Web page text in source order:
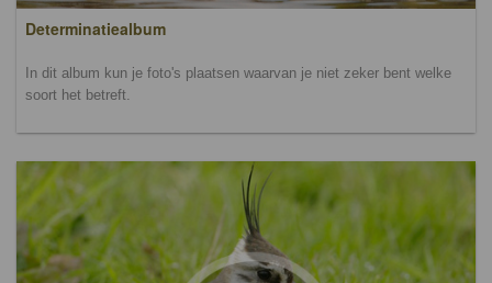
Determinatiealbum
In dit album kun je foto's plaatsen waarvan je niet zeker bent welke
soort het betreft.